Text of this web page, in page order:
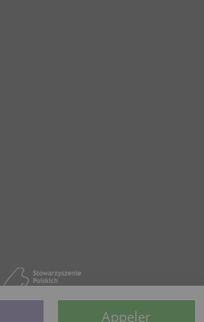
© 2026, alimenté par